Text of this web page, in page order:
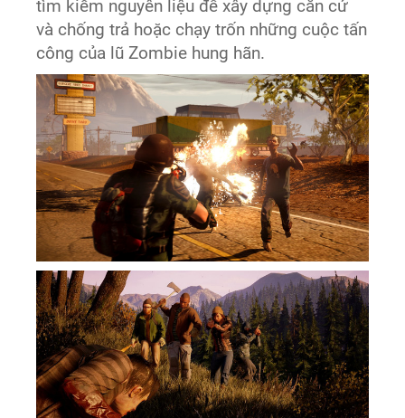
tìm kiếm nguyên liệu để xây dựng căn cứ
và chống trả hoặc chạy trốn những cuộc tấn
công của lũ Zombie hung hãn.